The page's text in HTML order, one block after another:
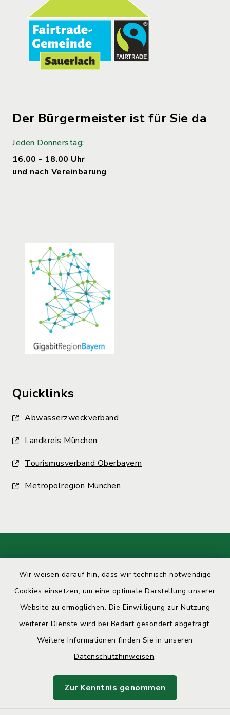
Wir weisen darauf hin, dass wir technisch notwendige
Cookies einsetzen, um eine optimale Darstellung unserer
Website zu ermöglichen. Die Einwilligung zur Nutzung
weiterer Dienste wird bei Bedarf gesondert abgefragt.
Weitere Informationen finden Sie in unseren
Datenschutzhinweisen.
Zur Kenntnis genommen
Der Bürgermeister ist für Sie da
Jeden Donnerstag:
16.00 - 18.00 Uhr
und nach Vereinbarung
Quicklinks
Abwasserzweckverband
Landkreis München
Tourismusverband Oberbayern
Metropolregion München
Kontakt
Barrierefreiheit
Impressum
Cookie-Einstellungen